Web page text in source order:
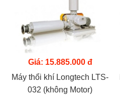
Giá: 15.885.000 đ
Máy thổi khí Longtech LTS-
032 (không Motor)